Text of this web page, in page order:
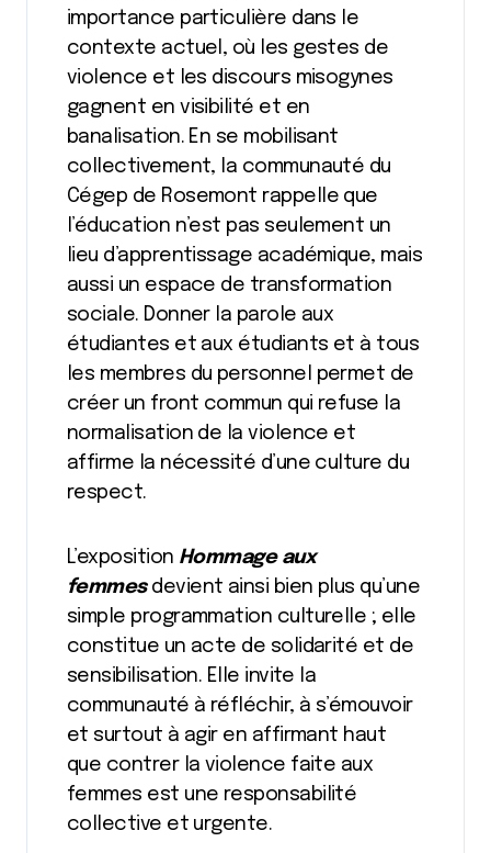
importance particulière dans le
contexte actuel, où les gestes de
violence et les discours misogynes
gagnent en visibilité et en
banalisation. En se mobilisant
collectivement, la communauté du
Cégep de Rosemont rappelle que
l’éducation n’est pas seulement un
lieu d’apprentissage académique, mais
aussi un espace de transformation
sociale. Donner la parole aux
étudiantes et aux étudiants et à tous
les membres du personnel permet de
créer un front commun qui refuse la
normalisation de la violence et
affirme la nécessité d’une culture du
respect.
L’exposition Hommage aux
femmesdevient ainsi bien plus qu’une
simple programmation culturelle ; elle
constitue un acte de solidarité et de
sensibilisation. Elle invite la
communauté à réfléchir, à s’émouvoir
et surtout à agir en affirmant haut
que contrer la violence faite aux
femmes est une responsabilité
collective et urgente.